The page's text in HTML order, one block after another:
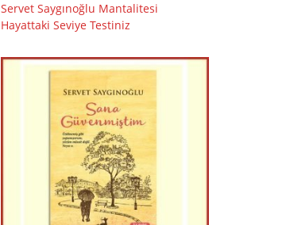
Servet Saygınoğlu Mantalitesi
Hayattaki Seviye Testiniz